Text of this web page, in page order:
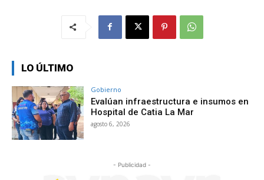
LO ÚLTIMO
Gobierno
Evalúan infraestructura e insumos en
Hospital de Catia La Mar
agosto 6, 2026
- Publicidad -